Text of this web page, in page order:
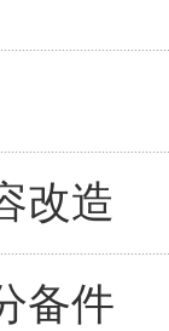
改造
备件